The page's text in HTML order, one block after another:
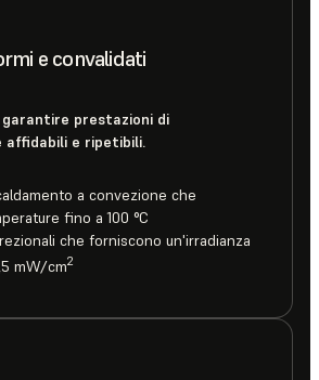
e convalidati
prestazioni di
affidabili e ripetibili.
a convezione che
fino a 100 °C
che forniscono un'irradianza
mW/cm2